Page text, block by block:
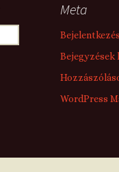
Meta
Bejelentkezés
Bejegyzések
WordPress